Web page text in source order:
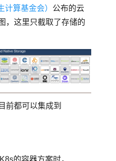
计算基金会） 公布的云
，这里只截取了存储的
前都可以集成到